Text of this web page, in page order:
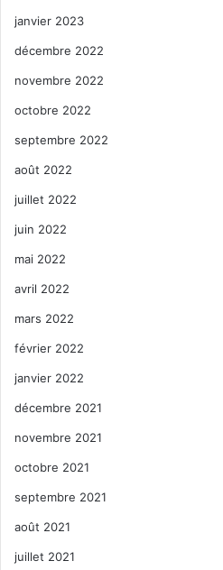
janvier 2023
décembre 2022
novembre 2022
octobre 2022
septembre 2022
août 2022
juillet 2022
juin 2022
mai 2022
avril 2022
mars 2022
février 2022
janvier 2022
décembre 2021
novembre 2021
octobre 2021
septembre 2021
août 2021
juillet 2021